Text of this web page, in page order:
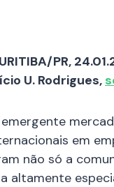
PR,
U. Rodrigues,
em
não só a
altamente